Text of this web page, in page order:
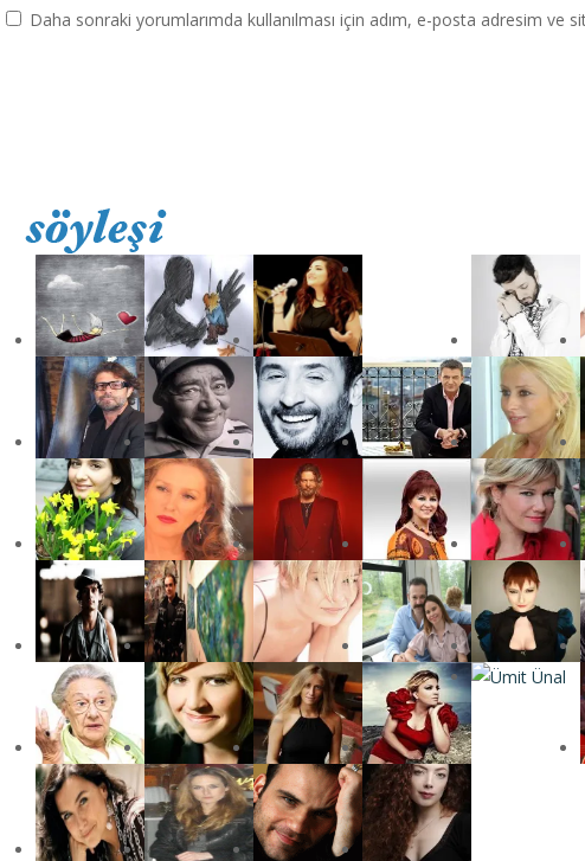
Daha sonraki yorumlarımda kullanılması için adım, e-posta adresim ve